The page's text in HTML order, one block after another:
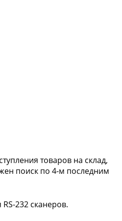
товаров на склад,
поиск по 4-м последним
232 сканеров.